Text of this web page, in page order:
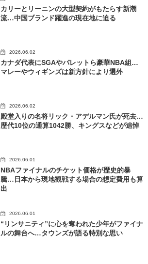
カリーとリーニンの大型契約がもたらす新潮
流…中国ブランド躍進の現在地に迫る
2026.06.02
カナダ代表にSGAやバレットら豪華NBA組…
マレーやウィギンズは新方針により選外
2026.06.02
殿堂入りの名将リック・アデルマン氏が死去…
歴代10位の通算1042勝、キングスなどが追悼
2026.06.01
NBAファイナルのチケット価格が歴史的暴
騰…日本から現地観戦する場合の想定費用も算
出
2026.06.01
“リンサニティ”に心を奪われた少年がファイナ
ルの舞台へ…タウンズが語る特別な思い